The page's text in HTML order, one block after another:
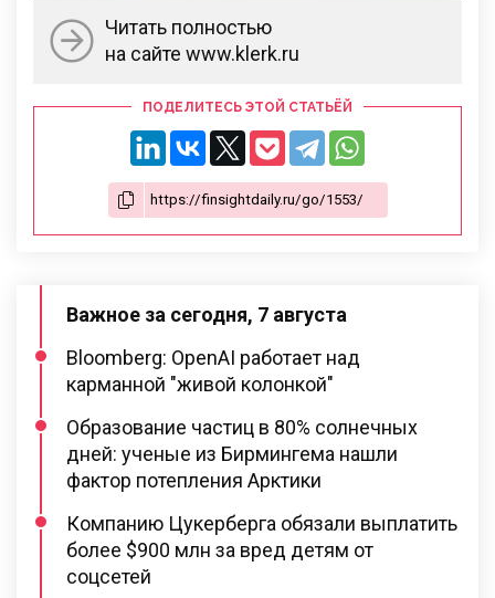
Читать полностью
на сайте www.klerk.ru
ПОДЕЛИТЕСЬ ЭТОЙ СТАТЬЁЙ
Важное за сегодня, 7 августа
Bloomberg: OpenAI работает над
карманной "живой колонкой"
Образование частиц в 80% солнечных
дней: ученые из Бирмингема нашли
фактор потепления Арктики
Компанию Цукерберга обязали выплатить
более $900 млн за вред детям от
соцсетей